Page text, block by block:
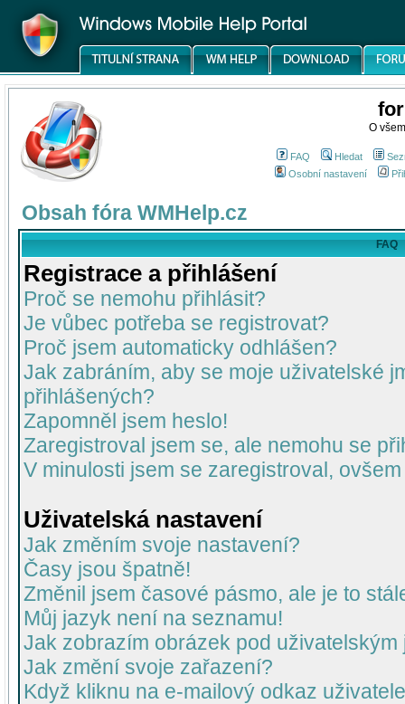
O
FAQ Hledat
Osobní nastavení
Obsah fóra WMHelp.cz
FAQ
Registrace a přihlášení
Proč se nemohu přihlásit?
Je vůbec potřeba se registrovat?
Proč jsem automaticky odhlášen?
Jak zabráním, aby se moje uživatelské
přihlášených?
Zapomněl jsem heslo!
Zaregistroval jsem se, ale nemohu se
V minulosti jsem se zaregistroval,
Uživatelská nastavení
Jak změním svoje nastavení?
Časy jsou špatně!
Změnil jsem časové pásmo, ale je to
Můj jazyk není na seznamu!
Jak zobrazím obrázek pod uživatelským
Jak změní svoje zařazení?
Když kliknu na e-mailový odkaz